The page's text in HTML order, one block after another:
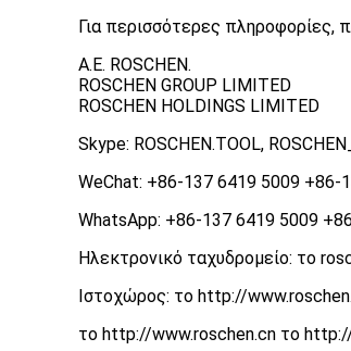
Για περισσότερες πληροφορίες,
Α.Ε. ROSCHEN.
ROSCHEN GROUP LIMITED
ROSCHEN HOLDINGS LIMITED
Skype: ROSCHEN.TOOL,
WeChat: +86-137 6419 5009 +86-
WhatsApp: +86-137 6419 5009
Ηλεκτρονικό ταχυδρομείο: το
Ιστοχώρος: το http://
το http://www.roschen.cn το